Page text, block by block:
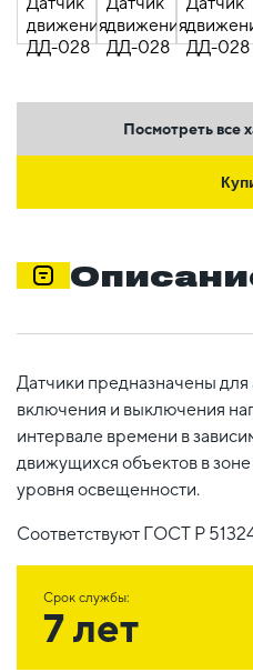
Посмотреть все
Датчики предназначены для
включения и выключения
интервале времени в
движущихся объектов в
уровня освещенности.
Соответствуют ГОСТ Р
Срок службы:
7 лет